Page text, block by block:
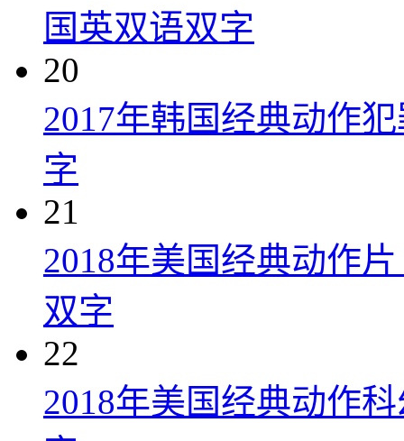
国英双语双字
20
2017年韩国经典动作
字
21
2018年美国经典动作
双字
22
2018年美国经典动作